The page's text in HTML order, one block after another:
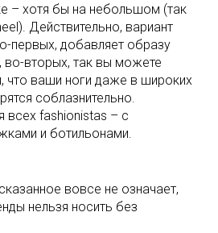
– хотя бы на небольшом (так
Действительно, вариант
первых, добавляет образу
во-вторых, так вы можете
что ваши ноги даже в широких
соблазнительно.
fashionistas – с
и ботильонами.
вовсе не означает,
нельзя носить без